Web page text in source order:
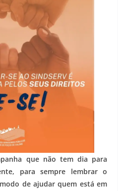
que não tem dia para
para sempre lembrar o
de ajudar quem está em